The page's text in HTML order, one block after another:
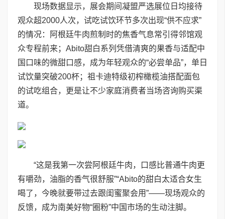
现场数据显示，展会期间凝盟严选展位日均接待
观众超2000人次，试吃试饮环节多次出现“供不应求”
的情况：阿根廷牛肉煎制时的焦香气息常引得邻馆观
众专程前来；Abito甜白系列凭借清爽的果香与适配中
国口味的微甜口感，成为年轻观众的“必尝单品”，单日
试饮量突破200杯；祖卡迪特级初榨橄榄油搭配面包
的试吃组合，更是让不少家庭消费者当场咨询购买渠
道。
“这是我第一次尝阿根廷牛肉，口感比普通牛肉更
有嚼劲，油脂的香气很舒服”“Abito的甜白太适合女生
喝了，今晚就要带过去跟闺蜜聚会用”——现场观众的
反馈，成为南美好物“圈粉”中国市场的生动注脚。